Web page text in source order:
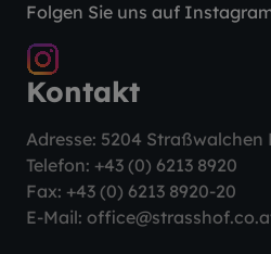
Folgen Sie uns auf
Kontakt
Adresse: 5204 Straßwalchen
Telefon: +43 (0) 6213 8920
Fax: +43 (0) 6213 8920-20
E-Mail: